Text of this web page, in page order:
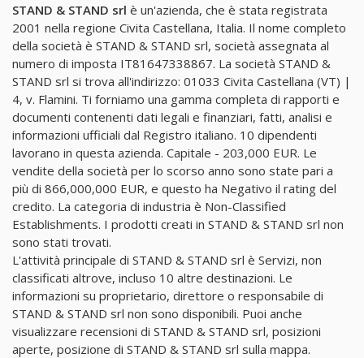
STAND & STAND srl è un'azienda, che è stata registrata
2001 nella regione Civita Castellana, Italia. Il nome completo
della società è STAND & STAND srl, società assegnata al
numero di imposta IT81647338867. La società STAND &
STAND srl si trova all'indirizzo: 01033 Civita Castellana (VT) |
4, v. Flamini. Ti forniamo una gamma completa di rapporti e
documenti contenenti dati legali e finanziari, fatti, analisi e
informazioni ufficiali dal Registro italiano. 10 dipendenti
lavorano in questa azienda. Capitale - 203,000 EUR. Le
vendite della società per lo scorso anno sono state pari a
più di 866,000,000 EUR, e questo ha Negativo il rating del
credito. La categoria di industria è Non-Classified
Establishments. I prodotti creati in STAND & STAND srl non
sono stati trovati.
L'attività principale di STAND & STAND srl è Servizi, non
classificati altrove, incluso 10 altre destinazioni. Le
informazioni su proprietario, direttore o responsabile di
STAND & STAND srl non sono disponibili. Puoi anche
visualizzare recensioni di STAND & STAND srl, posizioni
aperte, posizione di STAND & STAND srl sulla mappa.